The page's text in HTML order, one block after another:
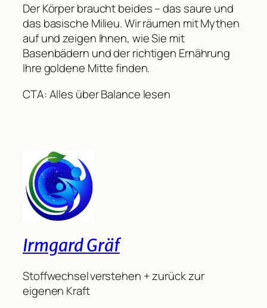
Der Körper braucht beides – das saure und
das basische Milieu. Wir räumen mit Mythen
auf und zeigen Ihnen, wie Sie mit
Basenbädern und der richtigen Ernährung
Ihre goldene Mitte finden.
CTA: Alles über Balance lesen
Irmgard Gräf
Stoffwechsel verstehen + zurück zur
eigenen Kraft